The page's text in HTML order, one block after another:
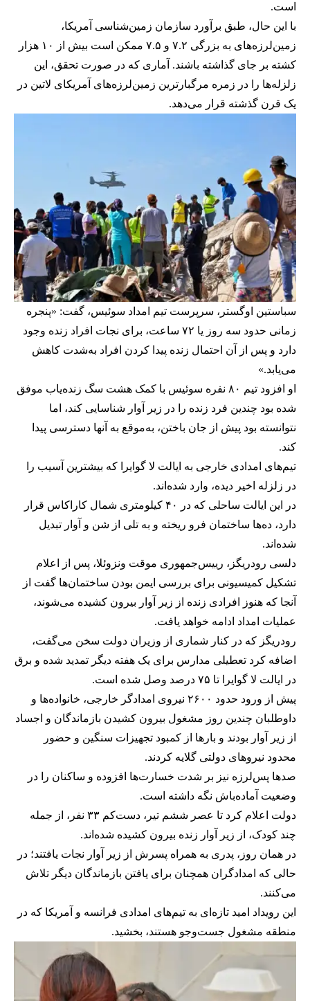
است.
با این حال، طبق برآورد سازمان زمین‌شناسی آمریکا،
زمین‌لرزه‌های به بزرگی ۷.۲ و ۷.۵ ممکن است بیش از ۱۰ هزار
کشته بر جای گذاشته باشند. آماری که در صورت تحقق، این
زلزله‌ها را در زمره مرگبارترین زمین‌لرزه‌های آمریکای لاتین در
یک قرن گذشته قرار می‌دهد.
سباستین اوگستر، سرپرست تیم امداد سوئیس، گفت: «پنجره
زمانی حدود سه روز یا ۷۲ ساعت، برای نجات افراد زنده وجود
دارد و پس از آن احتمال زنده پیدا کردن افراد به‌شدت کاهش
می‌یابد.»
او افزود تیم ۸۰ نفره سوئیس با کمک هشت سگ زنده‌یاب موفق
شده بود چندین فرد زنده را در زیر آوار شناسایی کند، اما
نتوانسته بود پیش از جان باختن، به‌موقع به آنها دسترسی پیدا
کند.
تیم‌های امدادی خارجی به ایالت لا گوایرا که بیشترین آسیب را
در زلزله اخیر دیده، وارد شده‌اند.
در این ایالت ساحلی که در ۴۰ کیلومتری شمال کاراکاس قرار
دارد، ده‌ها ساختمان فرو ریخته و به تلی از شن و آوار تبدیل
شده‌اند.
دلسی رودریگز، رییس‌جمهوری موقت ونزوئلا، پس از اعلام
تشکیل کمیسیونی برای بررسی ایمن بودن ساختمان‌ها گفت از
آنجا که هنوز افرادی زنده از زیر آوار بیرون کشیده می‌شوند،
عملیات امداد ادامه خواهد یافت.
رودریگز که در کنار شماری از وزیران دولت سخن می‌گفت،
اضافه کرد تعطیلی مدارس برای یک هفته دیگر تمدید شده و برق
در ایالت لا گوایرا تا ۷۵ درصد وصل شده است.
پیش از ورود حدود ۲۶۰۰ نیروی امدادگر خارجی، خانواده‌ها و
داوطلبان چندین روز مشغول بیرون کشیدن بازماندگان و اجساد
از زیر آوار بودند و بارها از کمبود تجهیزات سنگین و حضور
محدود نیروهای دولتی گلایه کردند.
صدها پس‌لرزه نیز بر شدت خسارت‌ها افزوده و ساکنان را در
وضعیت آماده‌باش نگه داشته است.
دولت اعلام کرد تا عصر ششم تیر، دست‌کم ۳۳ نفر، از جمله
چند کودک، از زیر آوار زنده بیرون کشیده شده‌اند.
در همان روز، پدری به همراه پسرش از زیر آوار نجات یافتند؛ در
حالی که امدادگران همچنان برای یافتن بازماندگان دیگر تلاش
می‌کنند.
این رویداد امید تازه‌ای به تیم‌های امدادی فرانسه و آمریکا که در
منطقه مشغول جست‌وجو هستند، بخشید.